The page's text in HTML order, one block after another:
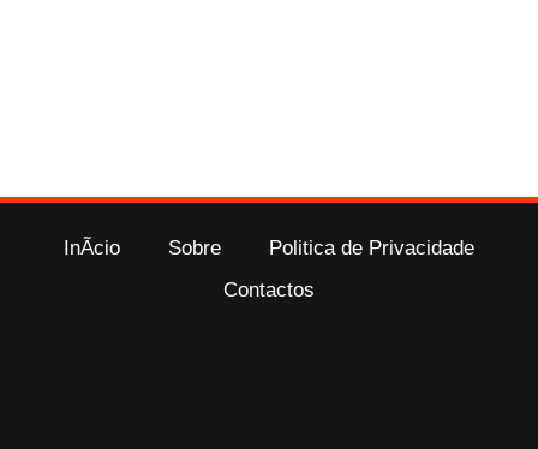
InÃ­cio Sobre
Politica de Privacidade
Contactos